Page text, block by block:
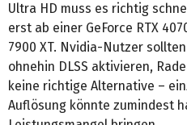
Ultra HD muss es richtig
erst ab einer GeForce RTX
7900 XT. Nvidia-Nutzer
ohnehin DLSS aktivieren,
keine richtige Alternative –
Auflösung könnte zumindest